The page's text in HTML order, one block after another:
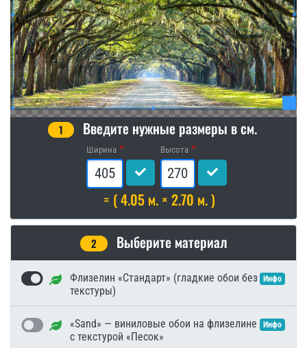
1 Введите нужные размеры в см.
Ширина Высота
= ( 4.05 м. × 2.70 м. )
2 Выберите материал
Флизелин «Стандарт» (гладкие обои без
текстуры)
Инфо
«Sand» — виниловые обои на флизелине
с текстурой «Песок»
Инфо